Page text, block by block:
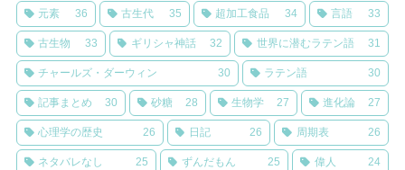
元素 36 古生代 35 超加工食品 34 言語 33
古生物 33 ギリシャ神話 32 世界に潜むラテン語 31
チャールズ・ダーウィン 30 ラテン語 30
記事まとめ 30 砂糖 28 生物学 27 進化論 27
心理学の歴史 26 日記 26 周期表 26
ネタバレなし 25 ずんだもん 25 偉人 24